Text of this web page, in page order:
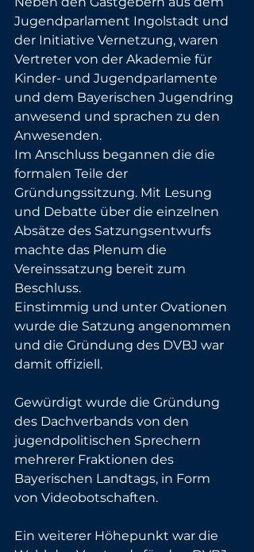
Jugendparlament Ingolstadt und
der Initiative Vernetzung, waren
Vertreter von der Akademie für
Kinder- und Jugendparlamente
und dem Bayerischen Jugendring
anwesend und sprachen zu den
Anwesenden.
Im Anschluss begannen die die
formalen Teile der
Gründungssitzung. Mit Lesung
und Debatte über die einzelnen
Absätze des Satzungsentwurfs
machte das Plenum die
Vereinssatzung bereit zum
Beschluss.
Einstimmig und unter Ovationen
wurde die Satzung angenommen
und die Gründung des DVBJ war
damit offiziell.
Gewürdigt wurde die Gründung
des Dachverbands von den
jugendpolitischen Sprechern
mehrerer Fraktionen des
Bayerischen Landtags, in Form
von Videobotschaften.
Ein weiterer Höhepunkt war die